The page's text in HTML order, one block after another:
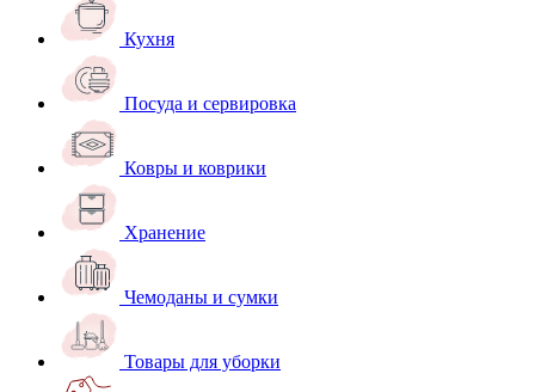
Кухня
Посуда и сервировка
Ковры и коврики
Хранение
Чемоданы и сумки
Товары для уборки